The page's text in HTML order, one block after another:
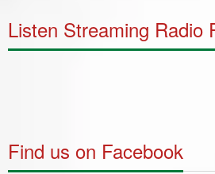
Listen Streaming Radio
Find us on Facebook